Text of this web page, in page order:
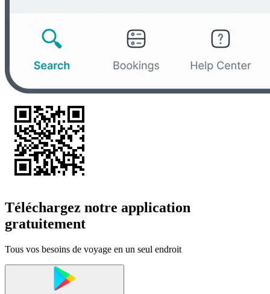
Téléchargez notre application
gratuitement
Tous vos besoins de voyage en un seul endroit